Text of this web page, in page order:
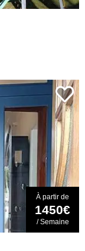
À partir de
1450€
/ Semaine